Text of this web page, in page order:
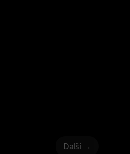
Další →